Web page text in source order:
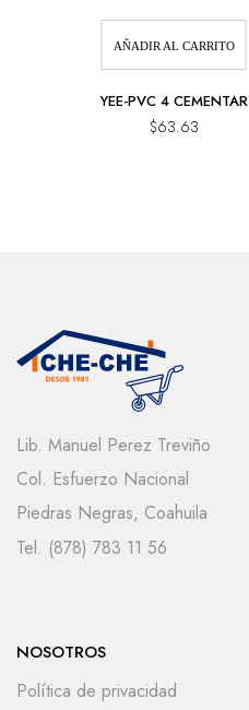
AÑADIR AL CARRITO
YEE-PVC 4 CEMENTAR
$63.63
Lib. Manuel Perez Treviño
Col. Esfuerzo Nacional
Piedras Negras, Coahuila
Tel. (878) 783 11 56
NOSOTROS
Política de privacidad